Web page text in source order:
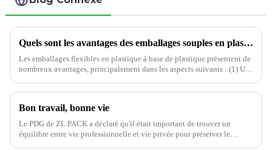
Quels sont les avantages des emballages souples en plastique ?
Les emballages flexibles en plastique à base de plastique présentent de
nombreux avantages, principalement dans les aspects suivants : (1) Une
Bon travail, bonne vie
Le PDG de ZL PACK a déclaré qu'il était important de trouver un
équilibre entre vie professionnelle et vie privée pour préserver le